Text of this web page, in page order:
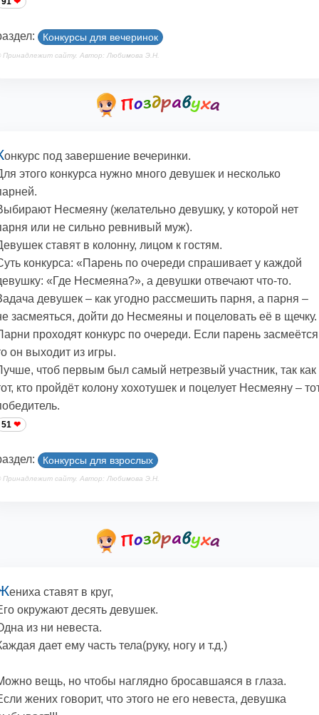
Конкурсы для вечеринок
Принадлежит сайту. Автор: Любимова Э.Н.
онкурс под завершение вечеринки.
этого конкурса нужно много девушек и несколько
Несмеяну (желательно девушку, у которой нет
или не сильно ревнивый муж).
ставят в колонну, лицом к гостям.
конкурса: «Парень по очереди спрашивает у каждой
«Где Несмеяна?», а девушки отвечают что-то.
девушек – как угодно рассмешить парня, а парня –
засмеяться, дойти до Несмеяны и поцеловать её в щечку.
проходят конкурс по очереди. Если парень
он выходит из игры.
чтоб первым был самый нетрезвый участник, так как
кто пройдёт колону хохотушек и поцелует Несмеяну –
51
Конкурсы для взрослых
Принадлежит сайту. Автор: Любимова Э.Н.
ениха ставят в круг,
окружают десять девушек.
из ни невеста.
дает ему часть тела(руку, ногу и т.д.)
вещь, но чтобы наглядно бросавшаяся в глаза.
жених говорит, что этого не его невеста, девушка